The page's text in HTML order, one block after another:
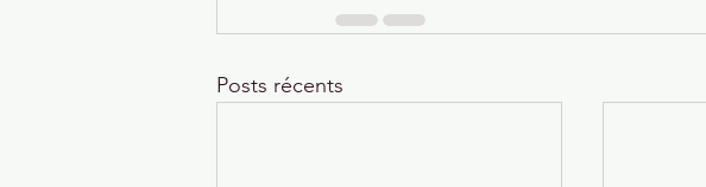
Posts récents